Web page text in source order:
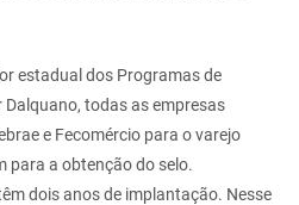
estadual dos Programas de
Dalquano, todas as empresas
e Fecomércio para o varejo
para a obtenção do selo.
dois anos de implantação. Nesse